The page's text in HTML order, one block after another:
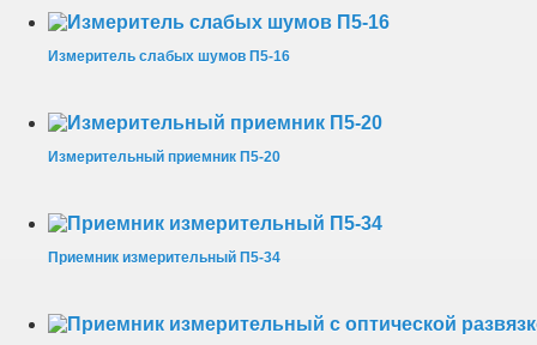
Измеритель слабых шумов П5-16
Измерительный приемник П5-20
Приемник измерительный П5-34